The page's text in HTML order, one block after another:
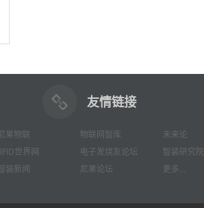
友情链接
果物联 物联网智库
未来论
世界网
电子发烧友论坛
智装研究院
装新闻
尼果论坛 更多...